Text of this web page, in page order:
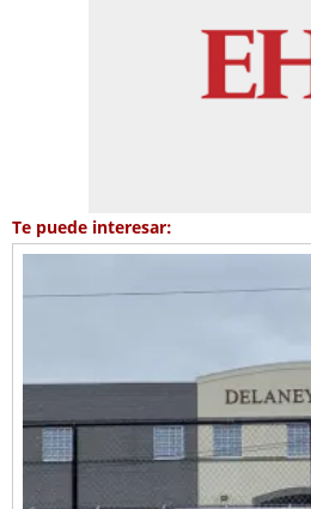
Te puede interesar: